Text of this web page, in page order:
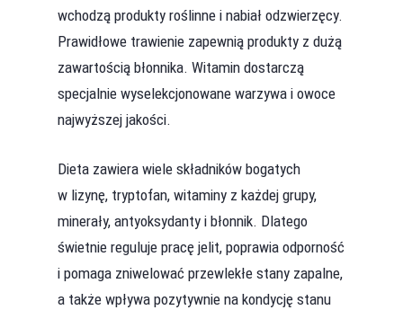
wchodzą produkty roślinne i nabiał odzwierzęcy.
Prawidłowe trawienie zapewnią produkty z dużą
zawartością błonnika. Witamin dostarczą
specjalnie wyselekcjonowane warzywa i owoce
najwyższej jakości.
Dieta zawiera wiele składników bogatych
w lizynę, tryptofan, witaminy z każdej grupy,
minerały, antyoksydanty i błonnik. Dlatego
świetnie reguluje pracę jelit, poprawia odporność
i pomaga zniwelować przewlekłe stany zapalne,
a także wpływa pozytywnie na kondycję stanu